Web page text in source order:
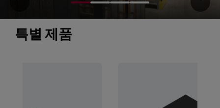
특별 제품